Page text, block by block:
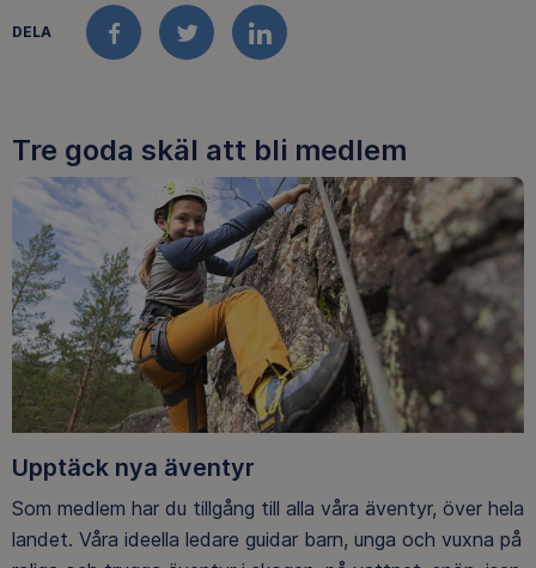
DELA
FACEBOOKTWITTERLINKEDIN
Tre goda skäl att bli medlem
Upptäck nya äventyr
Som medlem har du tillgång till alla våra äventyr, över hela
landet. Våra ideella ledare guidar barn, unga och vuxna på